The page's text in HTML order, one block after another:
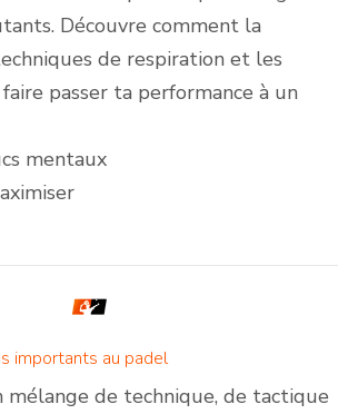
Découvre comment la
de respiration et les
passer ta performance à un
mentaux
importants au padel
mélange de technique, de tactique